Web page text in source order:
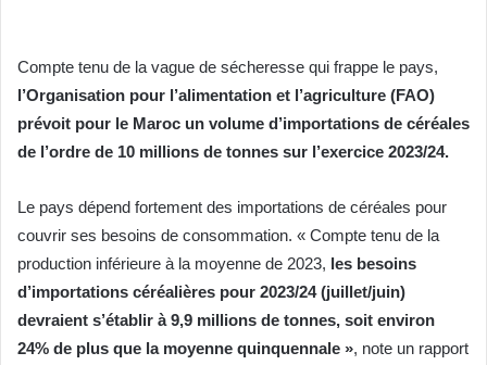
Compte tenu de la vague de sécheresse qui frappe le pays,
l’Organisation pour l’alimentation et l’agriculture (FAO)
prévoit pour le Maroc un volume d’importations de céréales
de l’ordre de 10 millions de tonnes sur l’exercice 2023/24.
Le pays dépend fortement des importations de céréales pour
couvrir ses besoins de consommation. « Compte tenu de la
production inférieure à la moyenne de 2023, les besoins
d’importations céréalières pour 2023/24 (juillet/juin)
devraient s’établir à 9,9 millions de tonnes, soit environ
24% de plus que la moyenne quinquennale », note un rapport